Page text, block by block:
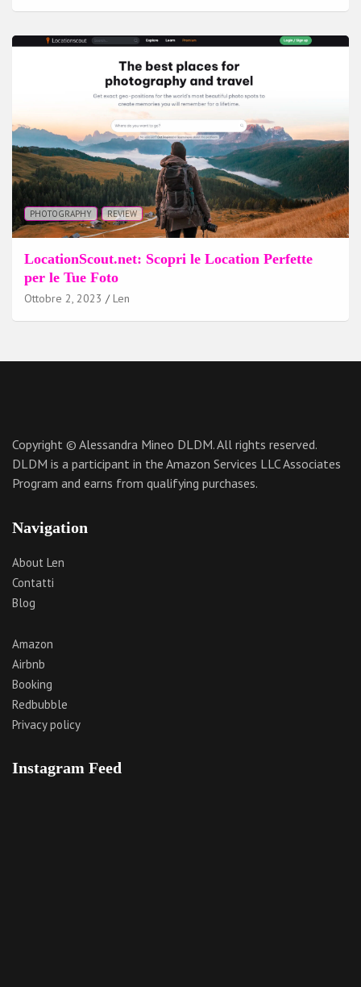
PHOTOGRAPHY REVIEW
LocationScout.net: Scopri le Location Perfette
per le Tue Foto
Ottobre 2, 2023 Len
Copyright © Alessandra Mineo DLDM. All rights reserved.
DLDM is a participant in the Amazon Services LLC Associates
Program and earns from qualifying purchases.
Navigation
About Len
Contatti
Blog
Amazon
Airbnb
Booking
Redbubble
Privacy policy
Instagram Feed